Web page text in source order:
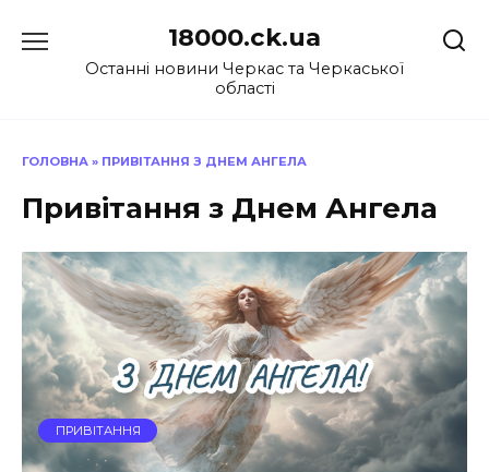
до
18000.ck.ua
Останні новини Черкас та Черкаської
області
ГОЛОВНА » ПРИВІТАННЯ З ДНЕМ АНГЕЛА
Привітання з Днем Ангела
ПРИВІТАННЯ